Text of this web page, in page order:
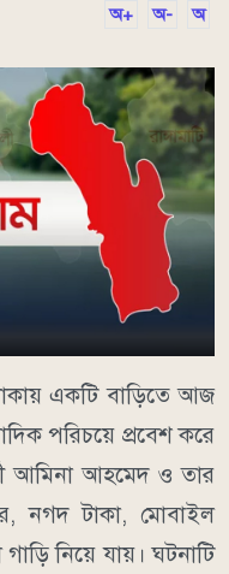
অ+ অ- অ
একটি বাড়িতে আজ
পরিচয়ে প্রবেশ করে
আমিনা আহমেদ ও তার
নগদ টাকা, মোবাইল
নিয়ে যায়। ঘটনাটি